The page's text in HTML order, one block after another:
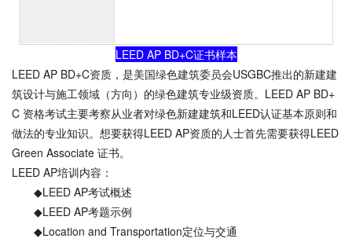
LEED AP BD+C证书样本
LEED AP BD+C资质，是美国绿色建筑委员会USGBC推出的新建建
筑设计与施工领域（方向）的绿色建筑专业级资质。LEED AP BD+
C 资格考试主要考察从业者对绿色新建建筑和LEED认证基本原则和
做法的专业知识。想要获得LEED AP资质的人士首先需要获得LEED
Green Associate 证书。
LEED AP培训内容：
◆LEED AP考试概述
◆LEED AP考题示例
◆Location and Transportation定位与交通